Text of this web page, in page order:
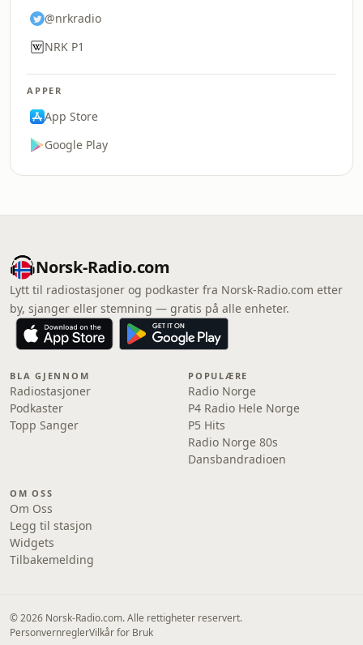
@nrkradio
NRK P1
APPER
App Store
Google Play
Norsk-Radio.com
Lytt til radiostasjoner og podkaster fra Norsk-Radio.com etter
by, sjanger eller stemning — gratis på alle enheter.
BLA GJENNOM
Radiostasjoner
Podkaster
Topp Sanger
POPULÆRE
Radio Norge
P4 Radio Hele Norge
P5 Hits
Radio Norge 80s
Dansbandradioen
OM OSS
Om Oss
Legg til stasjon
Widgets
Tilbakemelding
© 2026 Norsk-Radio.com. Alle rettigheter reservert.
PersonvernreglerVilkår for Bruk